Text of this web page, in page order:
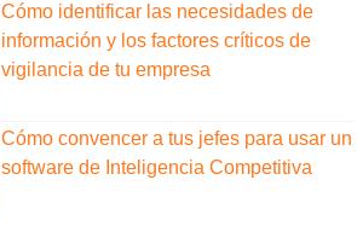
Cómo identificar las necesidades de
información y los factores críticos de
vigilancia de tu empresa
Cómo convencer a tus jefes para usar un
software de Inteligencia Competitiva